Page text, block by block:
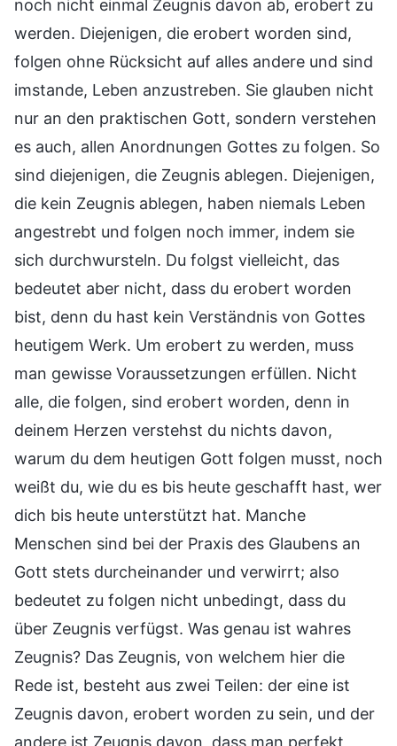
noch nicht einmal Zeugnis davon ab, erobert zu
werden. Diejenigen, die erobert worden sind,
folgen ohne Rücksicht auf alles andere und sind
imstande, Leben anzustreben. Sie glauben nicht
nur an den praktischen Gott, sondern verstehen
es auch, allen Anordnungen Gottes zu folgen. So
sind diejenigen, die Zeugnis ablegen. Diejenigen,
die kein Zeugnis ablegen, haben niemals Leben
angestrebt und folgen noch immer, indem sie
sich durchwursteln. Du folgst vielleicht, das
bedeutet aber nicht, dass du erobert worden
bist, denn du hast kein Verständnis von Gottes
heutigem Werk. Um erobert zu werden, muss
man gewisse Voraussetzungen erfüllen. Nicht
alle, die folgen, sind erobert worden, denn in
deinem Herzen verstehst du nichts davon,
warum du dem heutigen Gott folgen musst, noch
weißt du, wie du es bis heute geschafft hast, wer
dich bis heute unterstützt hat. Manche
Menschen sind bei der Praxis des Glaubens an
Gott stets durcheinander und verwirrt; also
bedeutet zu folgen nicht unbedingt, dass du
über Zeugnis verfügst. Was genau ist wahres
Zeugnis? Das Zeugnis, von welchem hier die
Rede ist, besteht aus zwei Teilen: der eine ist
Zeugnis davon, erobert worden zu sein, und der
andere ist Zeugnis davon, dass man perfekt